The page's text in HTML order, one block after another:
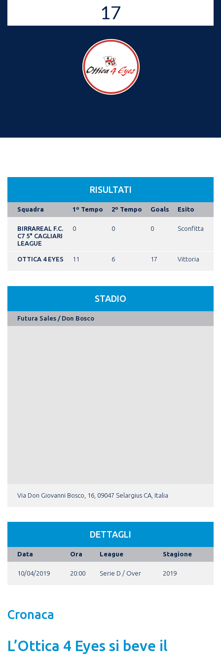
17
RISULTATI
Squadra 1º Tempo 2º Tempo Goals Esito
BIRRAREAL F.C.
C7 5° CAGLIARI
LEAGUE
0 0 0 Sconfitta
OTTICA 4 EYES 11 6 17 Vittoria
STADIO
Futura Sales / Don Bosco
Via Don Giovanni Bosco, 16, 09047 Selargius CA, Italia
DETTAGLI
Data Ora League Stagione
10/04/2019 20:00 Serie D / Over 2019
Cronaca
L’Ottica 4 Eyes si beve il